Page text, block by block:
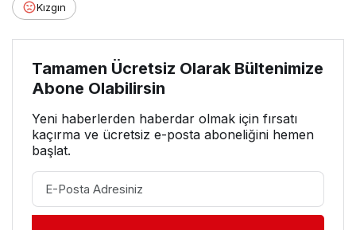
Kızgın
Tamamen Ücretsiz Olarak Bültenimize
Abone Olabilirsin
Yeni haberlerden haberdar olmak için fırsatı
kaçırma ve ücretsiz e-posta aboneliğini hemen
başlat.